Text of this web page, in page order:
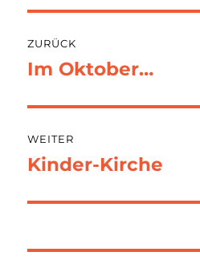
ZURÜCK
Vorheriger
Im Oktober…
WEITER
Nächster
Kinder-Kirche